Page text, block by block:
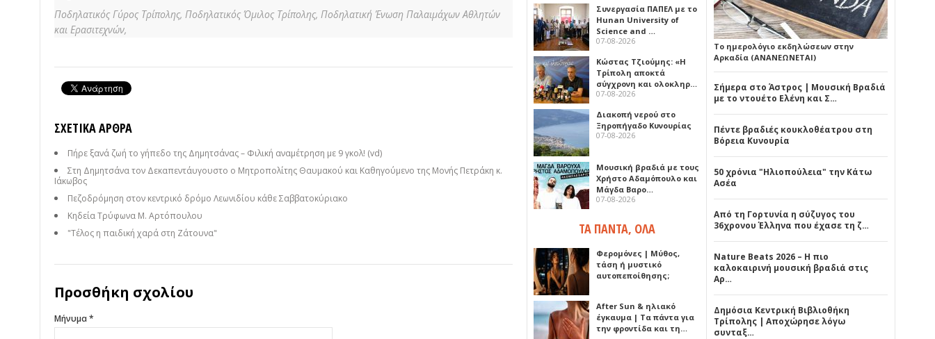
Ποδηλατικός Γύρος Τρίπολης, Ποδηλατικός Όμιλος Τρίπολης, Ποδηλατική Ένωση Παλαιμάχων Αθλητών
και Ερασιτεχνών,
ΣΧΕΤΙΚΆ ΆΡΘΡΑ
Πήρε ξανά ζωή το γήπεδο της Δημητσάνας – Φιλική αναμέτρηση με 9 γκολ! (vd)
Στη Δημητσάνα τον Δεκαπεντάυγουστο ο Μητροπολίτης Θαυμακού και Καθηγούμενο της Μονής Πετράκη κ.
Ιάκωβος
Πεζοδρόμηση στον κεντρικό δρόμο Λεωνιδίου κάθε Σαββατοκύριακο
Κηδεία Τρύφωνα Μ. Αρτόπουλου
"Τέλος η παιδική χαρά στη Ζάτουνα"
Προσθήκη σχολίου
Μήνυμα *
Συνεργασία ΠΑΠΕΛ με το
Hunan University of
Science and …
07-08-2026
Κώστας Τζιούμης: «Η
Τρίπολη αποκτά
σύγχρονη και ολοκληρ…
07-08-2026
Διακοπή νερού στο
Ξηροπήγαδο Κυνουρίας
07-08-2026
Μουσική βραδιά με τους
Χρήστο Αδαμόπουλο και
Μάγδα Βαρο…
07-08-2026
ΤΑ ΠΑΝΤΑ, ΟΛΑ
Φερομόνες | Μύθος,
τάση ή μυστικό
αυτοπεποίθησης;
After Sun & ηλιακό
έγκαυμα | Τα πάντα για
την φροντίδα και τη…
Το ημερολόγιο εκδηλώσεων στην
Αρκαδία (ΑΝΑΝΕΩΝΕΤΑΙ)
Σήμερα στο Άστρος | Μουσική Βραδιά
με το ντουέτο Ελένη και Σ…
Πέντε βραδιές κουκλοθέατρου στη
Βόρεια Κυνουρία
50 χρόνια "Ηλιοπούλεια" την Κάτω
Ασέα
Από τη Γορτυνία η σύζυγος του
36χρονου Έλληνα που έχασε τη ζ…
Nature Beats 2026 – Η πιο
καλοκαιρινή μουσική βραδιά στις
Αρ…
Δημόσια Κεντρική Βιβλιοθήκη
Τρίπολης | Αποχώρησε λόγω
συνταξ…